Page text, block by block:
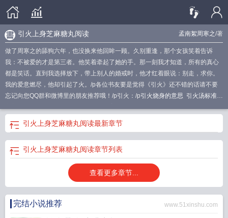
孟南絮周寒之/著
引火上身芝麻糖丸阅读
做了周寒之的舔狗六年，也没换来他回眸一顾。久别重逢，那个女孩笑着告诉
我：不被爱的才是第三者。他笑着牵起了她的手。那一刻我才知道，所有的真心
都是笑话。直到我选择放下，带上别人的婚戒时，他才红着眼说：别走，求你。
我的爱意燃尽，他却引起了火。/p各位书友要是觉得《引火》还不错的话请不要
忘记向您QQ群和微博里的朋友推荐哦！/p引火：/p引火烧身的意思 引火汤标准配
功效与作用
引火上身芝麻糖丸阅读最新章节
引火上身芝麻糖丸阅读章节列表
查看更多章节...
完结小说推荐 www.51xinshu.com